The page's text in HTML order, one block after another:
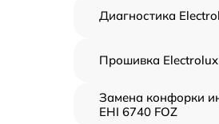
Диагностика
Прошивка
Замена конфорки
EHI 6740 FOZ